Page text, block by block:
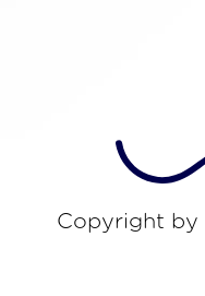
Copyright by